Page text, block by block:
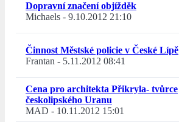
Dopravní značení objížděk
Michaels - 9.10.2012 21:10
Činnost Městské policie v České Lípě
Frantan - 5.11.2012 08:41
Cena pro architekta Přikryla- tvůrce
českolipského Uranu
MAD - 10.11.2012 15:01